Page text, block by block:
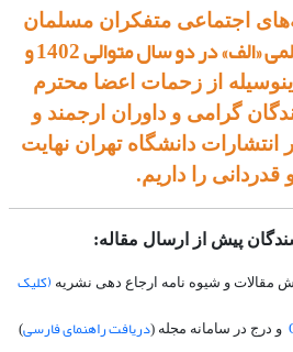
اجتماعی متفکران مسلمان
کسب رتبه علمی «الف» در دو سال متوالی 1402 و
از زحمات اعضا محترم
گرامی و داوران ارجمند و
انتشارات دانشگاه تهران نهایت
را داریم.
پیش از ارسال مقاله:
مقالات و شیوه نامه ارجاع دهی نشریه (کلیک
و درج در سامانه مجله (دریافت راهنمای فارسی)